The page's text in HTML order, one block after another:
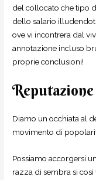
del collocato che tipo
dello salario
ove vi incontrera dal
annotazione incluso
proprie conclusioni!
Diamo un occhiata al
movimento di
Possiamo accorgersi
razza di sembra si